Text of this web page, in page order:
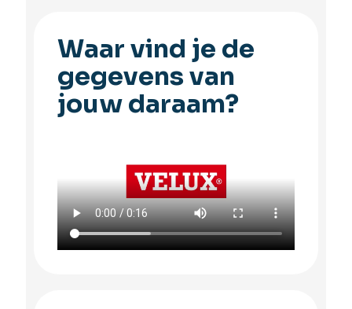
Waar vind je de
gegevens van
jouw daraam?